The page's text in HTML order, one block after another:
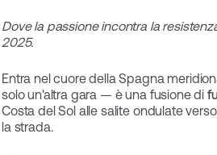
Dove la passione incontra la
2025.
Entra nel cuore della Spagna
solo un'altra gara — è una fusione di
Costa del Sol alle salite ondulate
la strada.